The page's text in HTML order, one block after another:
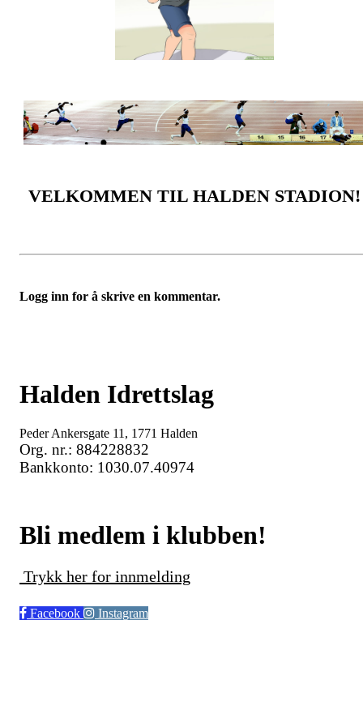
VELKOMMEN TIL HALDEN STADION!
Logg inn for å skrive en kommentar.
Halden Idrettslag
Peder Ankersgate 11, 1771 Halden
Org. nr.: 884228832
Bankkonto: 1030.07.40974
Bli medlem i klubben!
Trykk her for innmelding
Facebook Instagram